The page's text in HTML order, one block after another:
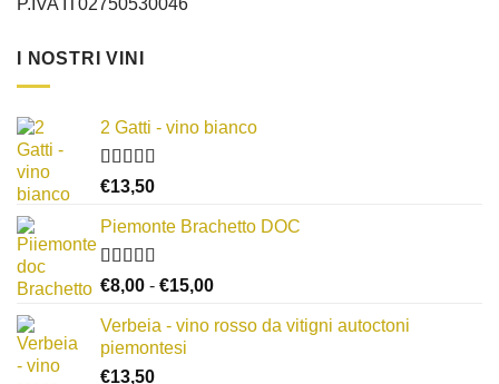
P.IVA IT02750530046
I NOSTRI VINI
2 Gatti - vino bianco
Valutato
su
5
€13,50
Piemonte Brachetto DOC
Valutato
4.33
€8,00 - €15,00Fascia
prezzo:
Verbeia - vino rosso da vitigni autoctoni
piemontesi
€13,50